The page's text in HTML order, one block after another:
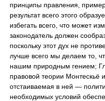
принципы правления,
результат всего этого
избегать всего, что может
законодатель должен
поскольку этот дух не
лучше всего мы делаем то,
нашим природным гением;
правовой теории Монтескьё
отстаиваемая в ней —
необходимых условий